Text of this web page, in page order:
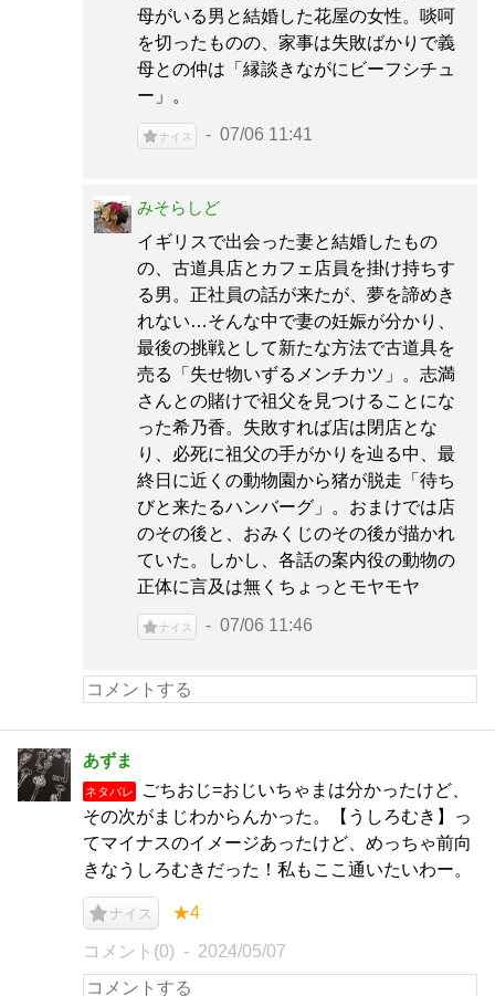
母がいる男と結婚した花屋の女性。啖呵
を切ったものの、家事は失敗ばかりで義
母との仲は「縁談きながにビーフシチュ
ー」。
ナイス 07/06 11:41
みそらしど
イギリスで出会った妻と結婚したもの
の、古道具店とカフェ店員を掛け持ちす
る男。正社員の話が来たが、夢を諦めき
れない…そんな中で妻の妊娠が分かり、
最後の挑戦として新たな方法で古道具を
売る「失せ物いずるメンチカツ」。志満
さんとの賭けで祖父を見つけることにな
った希乃香。失敗すれば店は閉店とな
り、必死に祖父の手がかりを辿る中、最
終日に近くの動物園から猪が脱走「待ち
びと来たるハンバーグ」。おまけでは店
のその後と、おみくじのその後が描かれ
ていた。しかし、各話の案内役の動物の
正体に言及は無くちょっとモヤモヤ
ナイス 07/06 11:46
あずま
ネタバレ
ごちおじ=おじいちゃまは分かったけど、
その次がまじわからんかった。【うしろむき】っ
てマイナスのイメージあったけど、めっちゃ前向
きなうしろむきだった！私もここ通いたいわー。
ナイス ★4
コメント(0) 2024/05/07